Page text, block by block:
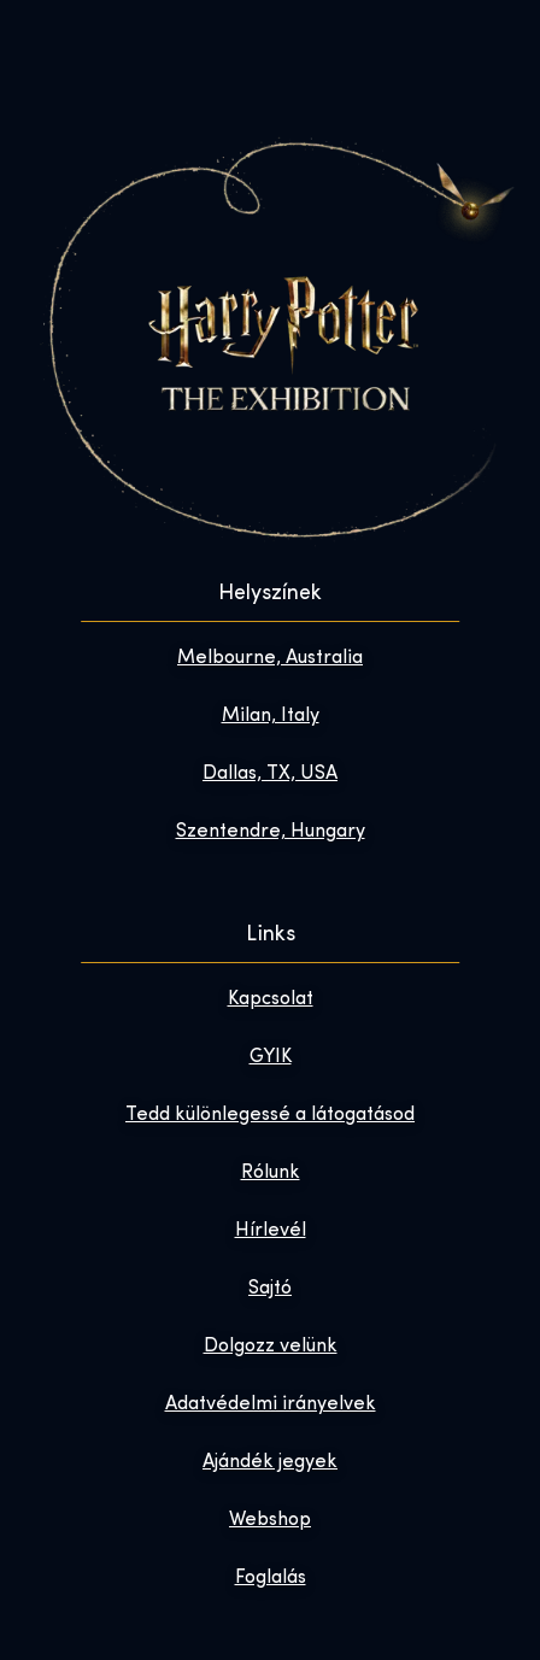
Helyszínek
Melbourne, Australia
Milan, Italy
Dallas, TX, USA
Szentendre, Hungary
Links
Kapcsolat
GYIK
Tedd különlegessé a látogatásod
Rólunk
Hírlevél
Sajtó
Dolgozz velünk
Adatvédelmi irányelvek
Ajándék jegyek
Webshop
Foglalás